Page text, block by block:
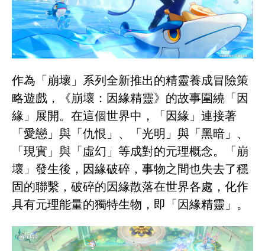
作為「崩壞」系列全新推出的精靈養成冒險策
略遊戲，《崩壞：因緣精靈》的故事圍繞「因
緣」展開。在這個世界中，「因緣」連接著
「愛戀」與「仇恨」、「光明」與「黑暗」、
「現實」與「虛幻」等成對的元理概念。「崩
壞」發生後，因緣破碎，事物之間也失去了穩
固的聯繫，破碎的因緣散落在世界各處，化作
具有元理能量的獨特生物，即「因緣精靈」。